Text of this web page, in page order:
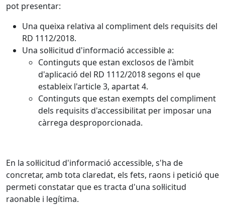
pot presentar:
Una queixa relativa al compliment dels requisits del
RD 1112/2018.
Una sol·licitud d'informació accessible a:
Continguts que estan exclosos de l'àmbit
d'aplicació del RD 1112/2018 segons el que
estableix l'article 3, apartat 4.
Continguts que estan exempts del compliment
dels requisits d'accessibilitat per imposar una
càrrega desproporcionada.
En la sol·licitud d'informació accessible, s'ha de
concretar, amb tota claredat, els fets, raons i petició que
permeti constatar que es tracta d'una sol·licitud
raonable i legítima.